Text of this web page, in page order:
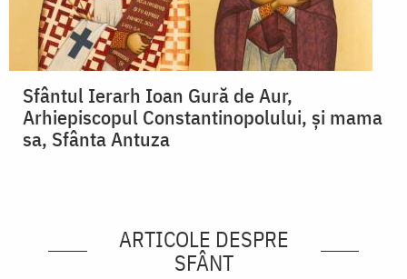
Sfântul Ierarh Ioan Gură de Aur,
Arhiepiscopul Constantinopolului, și mama
sa, Sfânta Antuza
ARTICOLE DESPRE
SFÂNT